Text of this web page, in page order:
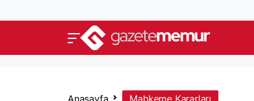
Anasayfa Mahkeme Kararları